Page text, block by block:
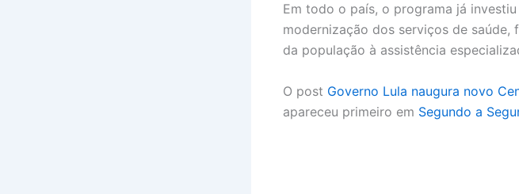
Em todo o país, o programa já
modernização dos serviços de
da população à assistência
O post Governo Lula naugura novo
apareceu primeiro em Segundo a